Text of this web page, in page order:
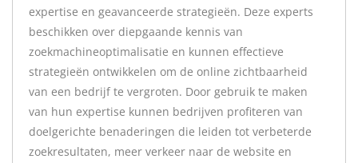
expertise en geavanceerde strategieën. Deze experts
beschikken over diepgaande kennis van
zoekmachineoptimalisatie en kunnen effectieve
strategieën ontwikkelen om de online zichtbaarheid
van een bedrijf te vergroten. Door gebruik te maken
van hun expertise kunnen bedrijven profiteren van
doelgerichte benaderingen die leiden tot verbeterde
zoekresultaten, meer verkeer naar de website en